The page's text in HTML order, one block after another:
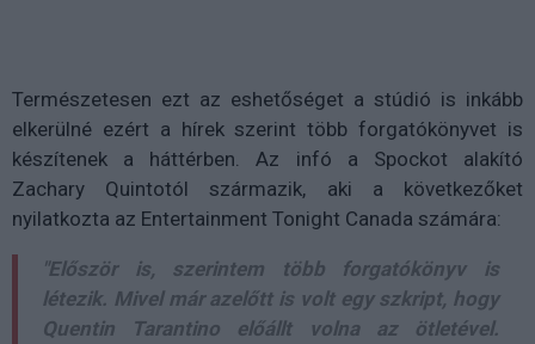
Természetesen ezt az eshetőséget a stúdió is inkább
elkerülné ezért a hírek szerint több forgatókönyvet is
készítenek a háttérben. Az infó a Spockot alakító
Zachary Quintotól származik, aki a következőket
nyilatkozta az Entertainment Tonight Canada számára:
"Először is, szerintem több forgatókönyv is
létezik. Mivel már azelőtt is volt egy szkript, hogy
Quentin Tarantino előállt volna az ötletével.